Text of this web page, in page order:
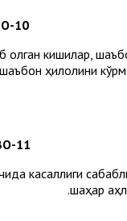
кишилар,
ҳилолини
11-ФАТВО
касаллиги
шаҳар